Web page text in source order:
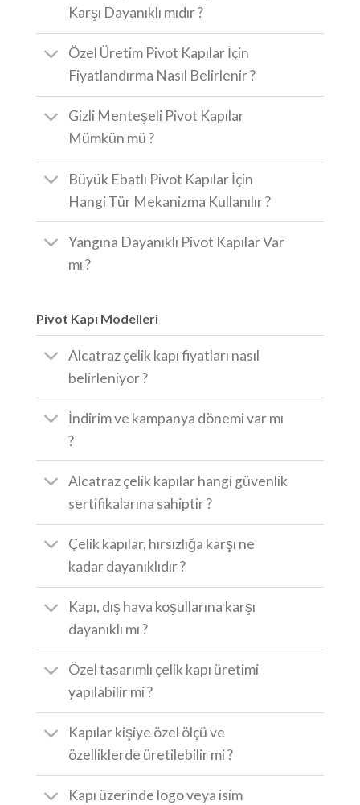
Karşı Dayanıklı mıdır ?
Özel Üretim Pivot Kapılar İçin
Fiyatlandırma Nasıl Belirlenir ?
Gizli Menteşeli Pivot Kapılar
Mümkün mü ?
Büyük Ebatlı Pivot Kapılar İçin
Hangi Tür Mekanizma Kullanılır ?
Yangına Dayanıklı Pivot Kapılar Var
mı ?
Pivot Kapı Modelleri
Alcatraz çelik kapı fiyatları nasıl
belirleniyor ?
İndirim ve kampanya dönemi var mı
?
Alcatraz çelik kapılar hangi güvenlik
sertifikalarına sahiptir ?
Çelik kapılar, hırsızlığa karşı ne
kadar dayanıklıdır ?
Kapı, dış hava koşullarına karşı
dayanıklı mı ?
Özel tasarımlı çelik kapı üretimi
yapılabilir mi ?
Kapılar kişiye özel ölçü ve
özelliklerde üretilebilir mi ?
Kapı üzerinde logo veya isim